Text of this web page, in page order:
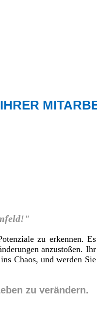
zu erkennen. Es
anzustoßen. Ihr
Chaos, und werden Sie
zu verändern.